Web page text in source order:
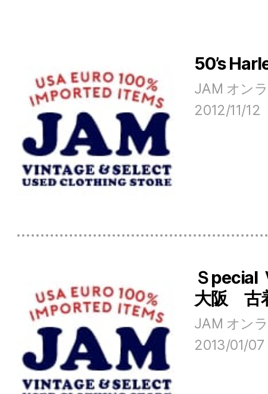
50’s
JAM オン
2012/11/12
Ｓ
大阪 古
JAM オン
2013/01/07